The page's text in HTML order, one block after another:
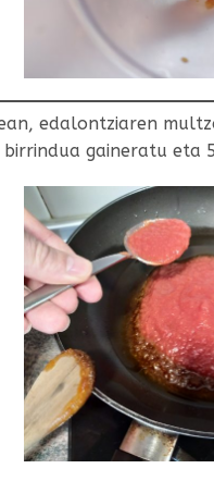
edalontziaren
gaineratu eta